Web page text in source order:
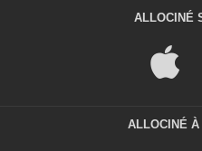
ALLOCINÉ
ALLOCINÉ